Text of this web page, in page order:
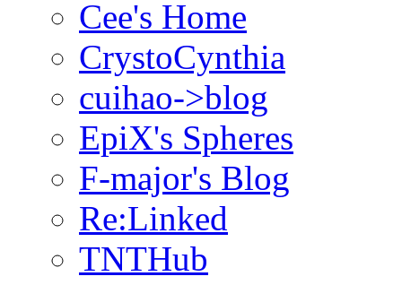
Cee's Home
CrystoCynthia
cuihao->blog
EpiX's Spheres
F-major's Blog
Re:Linked
TNTHub